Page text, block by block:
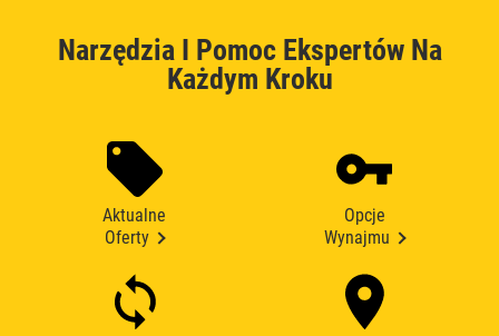
Narzędzia I Pomoc Ekspertów Na
Każdym Kroku
Aktualne
Oferty
Opcje
Wynajmu